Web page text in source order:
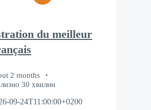
du meilleur
2 months
30 хвилин
09-24T11:00:00+0200